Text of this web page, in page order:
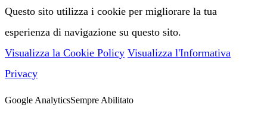
Questo sito utilizza i cookie per migliorare la tua
esperienza di navigazione su questo sito.
Visualizza la Cookie Policy Visualizza l'Informativa
Privacy
Google AnalyticsSempre Abilitato